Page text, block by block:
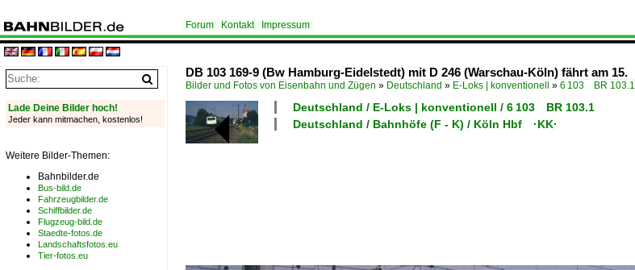
Forum Kontakt Impressum
DB 103 169-9 (Bw Hamburg-Eidelstedt) mit D 246 (Warschau-Köln) fährt am 15.
Bilder und Fotos von Eisenbahn und Zügen » Deutschland » E-Loks | konventionell » 6 103 BR 103.1
Deutschland / E-Loks | konventionell / 6 103 BR 103.1
Deutschland / Bahnhöfe (F - K) / Köln Hbf ·KK·
Lade Deine Bilder hoch!
Jeder kann mitmachen, kostenlos!
Weitere Bilder-Themen:
Bahnbilder.de
Bus-bild.de
Fahrzeugbilder.de
Schiffbilder.de
Flugzeug-bild.de
Staedte-fotos.de
Landschaftsfotos.eu
Tier-fotos.eu